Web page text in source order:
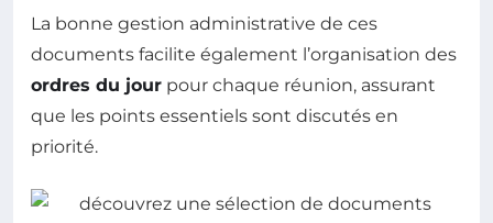
La bonne gestion administrative de ces
documents facilite également l’organisation des
ordres du jour pour chaque réunion, assurant
que les points essentiels sont discutés en
priorité.